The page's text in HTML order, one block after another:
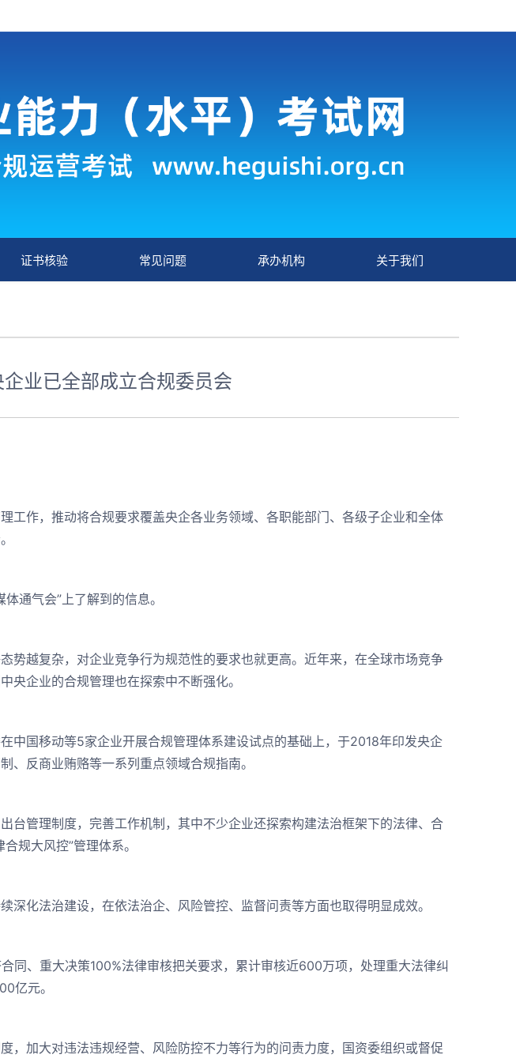
证书核验 常见问题 承办机构 关于我们
企业已全部成立合规委员会
工作，推动将合规要求覆盖央企各业务领域、各职能部门、各级子企业和全体
通气会”上了解到的信息。
势越复杂，对企业竞争行为规范性的要求也就更高。近年来，在全球市场竞争
央企业的合规管理也在探索中不断强化。
中国移动等5家企业开展合规管理体系建设试点的基础上，于2018年印发央企
、反商业贿赂等一系列重点领域合规指南。
台管理制度，完善工作机制，其中不少企业还探索构建法治框架下的法律、合
规大风控”管理体系。
深化法治建设，在依法治企、风险管控、监督问责等方面也取得明显成效。
同、重大决策100%法律审核把关要求，累计审核近600万项，处理重大法律纠
亿元。
，加大对违法违规经营、风险防控不力等行为的问责力度，国资委组织或督促